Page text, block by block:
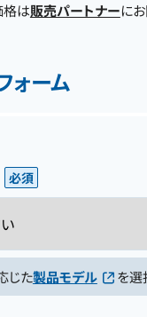
格は販売パートナーに
ォーム
じた製品モデル を選